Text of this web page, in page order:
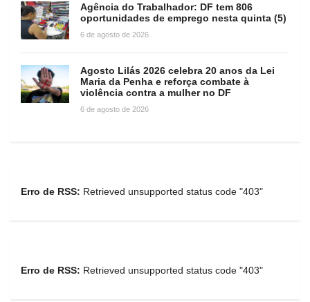
Agência do Trabalhador: DF tem 806
oportunidades de emprego nesta quinta (5)
6 de agosto de 2026
Agosto Lilás 2026 celebra 20 anos da Lei
Maria da Penha e reforça combate à
violência contra a mulher no DF
6 de agosto de 2026
Erro de RSS: Retrieved unsupported status code "403"
Erro de RSS: Retrieved unsupported status code "403"